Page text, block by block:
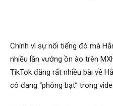
Chính vì sự nổi tiếng đó mà
nhiều lần vướng ồn ào trên
TikTok đăng rất nhiều bài về
cô đang “phông bạt” trong